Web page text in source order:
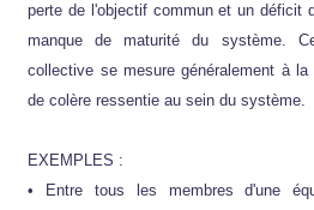
perte de l'objectif commun et un déficit
manque de maturité du système.
collective se mesure généralement à
de colère ressentie au sein du système.
EXEMPLES :
• Entre tous les membres d'une